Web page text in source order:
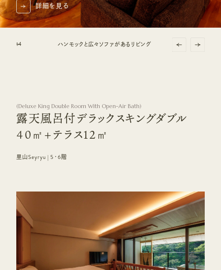
14 ハンモックと広々ソファがあるリビング
24 テラスの源泉かけ流し露天風呂
34 ロウリュサウナから里山を眺める
44 シモンズ最上級品質「リュクスシリーズ」
詳細を見る
詳細を見る
(Deluxe King Double Room With Open-Air Bath)
露天風呂付デラックスキングダブル
40㎡+テラス12㎡
里山Seyryu | 5･6階